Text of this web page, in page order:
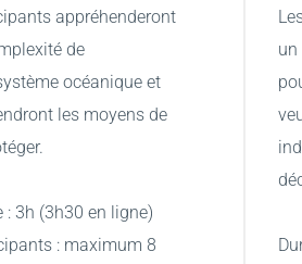
appréhenderont
de
océanique et
les moyens de
: 3h (3h30 en ligne)
: maximum 8
un